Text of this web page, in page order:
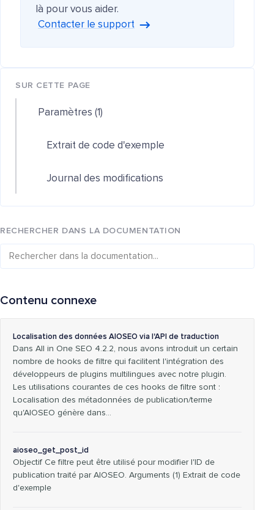
là pour vous aider.
Contacter le support
SUR CETTE PAGE
Paramètres (1)
Extrait de code d'exemple
Journal des modifications
RECHERCHER DANS LA DOCUMENTATION
Contenu connexe
Localisation des données AIOSEO via l'API de traduction
Dans All in One SEO 4.2.2, nous avons introduit un certain
nombre de hooks de filtre qui facilitent l'intégration des
développeurs de plugins multilingues avec notre plugin.
Les utilisations courantes de ces hooks de filtre sont :
Localisation des métadonnées de publication/terme
qu'AIOSEO génère dans…
aioseo_get_post_id
Objectif Ce filtre peut être utilisé pour modifier l'ID de
publication traité par AIOSEO. Arguments (1) Extrait de code
d'exemple